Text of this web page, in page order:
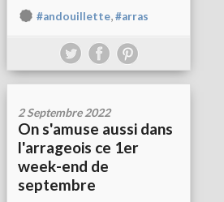
#andouillette,#arras
2 Septembre 2022
On s'amuse aussi dans
l'arrageois ce 1er
week-end de
septembre